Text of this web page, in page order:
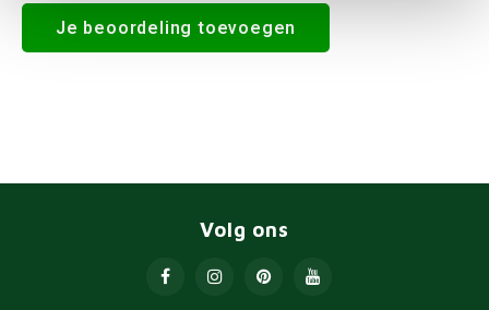
Je beoordeling toevoegen
Volg ons